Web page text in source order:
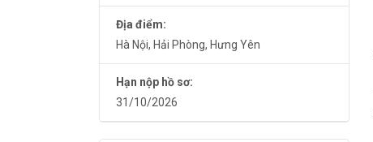
Địa điểm:
Hà Nội, Hải Phòng, Hưng Yên
Hạn nộp hồ sơ:
31/10/2026